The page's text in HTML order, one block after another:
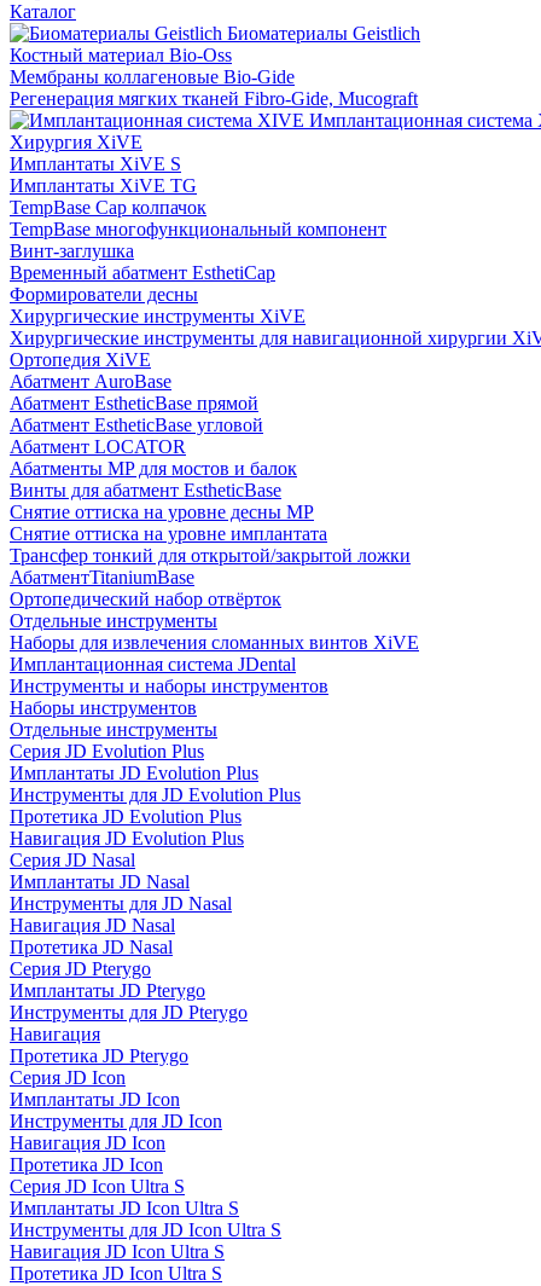
Каталог
Биоматериалы Geistlich
Костный материал Bio-Oss
Мембраны коллагеновые Bio-Gide
Регенерация мягких тканей Fibro-Gide, Mucograft
Имплантационная
Хирургия XiVE
Имплантаты XiVE S
Имплантаты XiVE TG
TempBase Cap колпачок
TempBase многофункциональный компонент
Винт-заглушка
Временный абатмент EsthetiCap
Формирователи десны
Хирургические инструменты XiVE
Хирургические инструменты для навигационной хирургии
Ортопедия XiVE
Абатмент AuroBase
Абатмент EstheticBase прямой
Абатмент EstheticBase угловой
Абатмент LOCATOR
Абатменты MP для мостов и балок
Винты для абатмент EstheticBase
Снятие оттиска на уровне десны MP
Снятие оттиска на уровне имплантата
Трансфер тонкий для открытой/закрытой ложки
АбатментTitaniumBase
Ортопедический набор отвёрток
Отдельные инструменты
Наборы для извлечения сломанных винтов XiVE
Имплантационная система JDental
Инструменты и наборы инструментов
Наборы инструментов
Отдельные инструменты
Серия JD Evolution Plus
Имплантаты JD Evolution Plus
Инструменты для JD Evolution Plus
Протетика JD Evolution Plus
Навигация JD Evolution Plus
Серия JD Nasal
Имплантаты JD Nasal
Инструменты для JD Nasal
Навигация JD Nasal
Протетика JD Nasal
Серия JD Pterygo
Имплантаты JD Pterygo
Инструменты для JD Pterygo
Навигация
Протетика JD Pterygo
Серия JD Icon
Имплантаты JD Icon
Инструменты для JD Icon
Навигация JD Icon
Протетика JD Icon
Серия JD Icon Ultra S
Имплантаты JD Icon Ultra S
Инструменты для JD Icon Ultra S
Навигация JD Icon Ultra S
Протетика JD Icon Ultra S